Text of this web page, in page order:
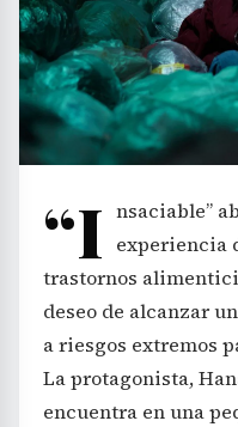
“I nsaciable”
experiencia
trastornos
deseo de alcanzar
a riesgos extremos
La protagonista,
encuentra en una